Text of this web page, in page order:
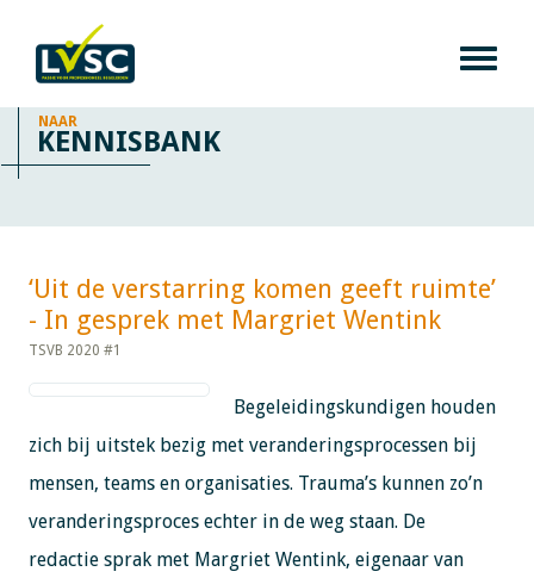
NAAR
KENNISBANK
‘Uit de verstarring komen geeft ruimte’
- In gesprek met Margriet Wentink​​​​​​
TSVB 2020 #1
Begeleidingskundigen houden
zich bij uitstek bezig met veranderingsprocessen bij
mensen, teams en organisaties. Trauma’s kunnen zo’n
veranderingsproces echter in de weg staan. De
redactie sprak met Margriet Wentink, eigenaar van